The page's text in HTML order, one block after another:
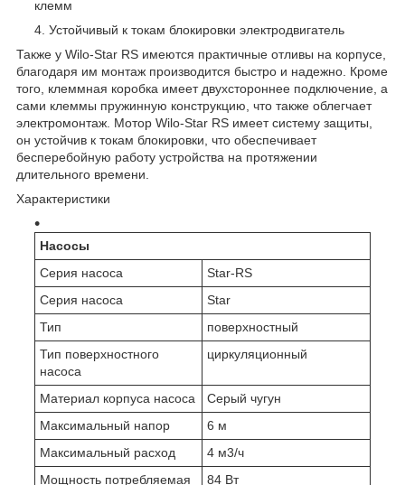
клемм
Устойчивый к токам блокировки электродвигатель
Также у Wilo-Star RS имеются практичные отливы на корпусе,
благодаря им монтаж производится быстро и надежно. Кроме
того, клеммная коробка имеет двухстороннее подключение, а
сами клеммы пружинную конструкцию, что также облегчает
электромонтаж. Мотор Wilo-Star RS имеет систему защиты,
он устойчив к токам блокировки, что обеспечивает
бесперебойную работу устройства на протяжении
длительного времени.
Характеристики
Насосы
Серия насоса
Star-RS
Серия насоса
Star
Тип
поверхностный
Тип поверхностного
насоса
циркуляционный
Материал корпуса насоса
Серый чугун
Максимальный напор
6 м
Максимальный расход
4 м3/ч
Мощность потребляемая
84 Вт